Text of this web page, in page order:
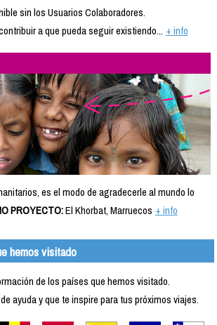
sin los Usuarios Colaboradores.
a que pueda seguir existiendo... + info
es el modo de agradecerle al mundo lo
PROYECTO:El Khorbat, Marruecos + info
hemos visitado
de los países que hemos visitado.
ayuda y que te inspire para tus próximos viajes.